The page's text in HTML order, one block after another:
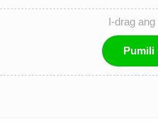
I-drag
Pumili